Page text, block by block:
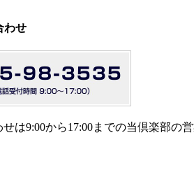
わせ
は9:00から17:00までの当倶楽部の